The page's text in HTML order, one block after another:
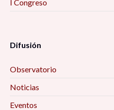
I Congreso
Difusión
Observatorio
Noticias
Eventos